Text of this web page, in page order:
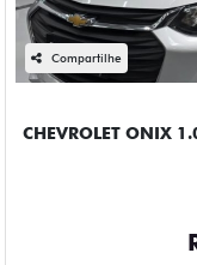
114.000 km